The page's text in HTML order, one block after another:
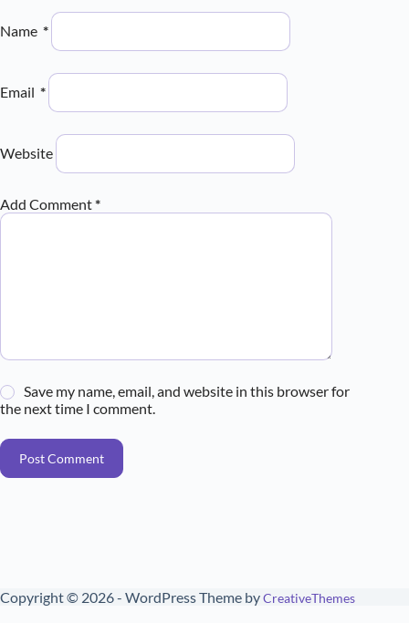
Name *
Email *
Website
Add Comment*
Save my name, email, and website in this browser for
the next time I comment.
Post Comment
Copyright © 2026 - WordPress Theme byCreativeThemes